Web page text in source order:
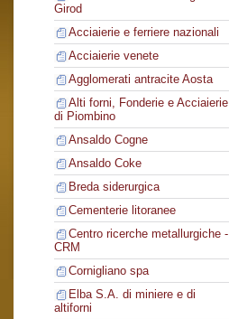
Girod
Acciaierie e ferriere nazionali
Acciaierie venete
Agglomerati antracite Aosta
Alti forni, Fonderie e Acciaierie
di Piombino
Ansaldo Cogne
Ansaldo Coke
Breda siderurgica
Cementerie litoranee
Centro ricerche metallurgiche -
CRM
Cornigliano spa
Elba S.A. di miniere e di
altiforni